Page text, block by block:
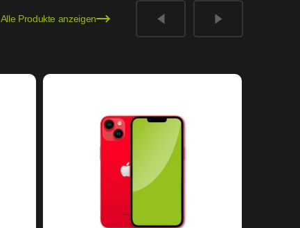
Alle Produkte anzeigen